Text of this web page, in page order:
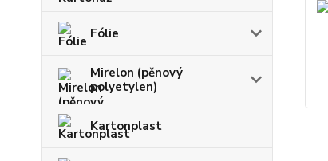
Fólie
Mirelon (pěnový
polyetylen)
Kartonplast